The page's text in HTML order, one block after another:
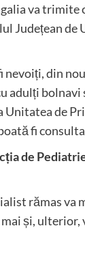
va trimite
Județean de
nevoiți, din
adulți bolnavi
Unitatea de
fi
de
rămas va
și, ulterior,